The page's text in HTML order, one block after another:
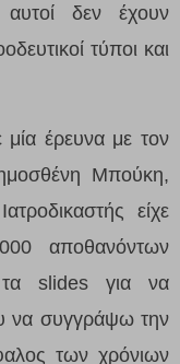
δεν έχουν
τύποι και
έρευνα με τον
Μπούκη,
είχε
αποθανόντων
slides για να
να συγγράψω την
των χρόνιων